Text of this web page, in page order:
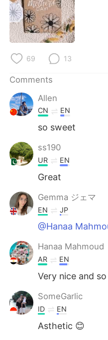
Français
日本語
Русский
Türkçe
69 13
Comments
Allen
CN EN
so sweet
ss190
UR EN
Great
Gemma ジェマ
EN JP
@Hanaa
Hanaa Mahmoud
AR EN
Very nice and
SomeGarlic
ID EN
Asthetic 😊